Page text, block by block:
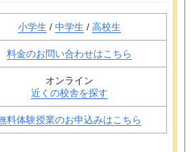
小学生 / 中学生 / 高校生
料金のお問い合わせはこちら
オンライン
近くの校舎を探す
料体験授業のお申込みはこちら